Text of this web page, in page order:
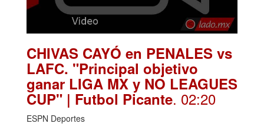
CHIVAS CAYÓ en PENALES vs
LAFC. "Principal objetivo
ganar LIGA MX y NO LEAGUES
CUP" | Futbol Picante. 02:20
ESPN Deportes